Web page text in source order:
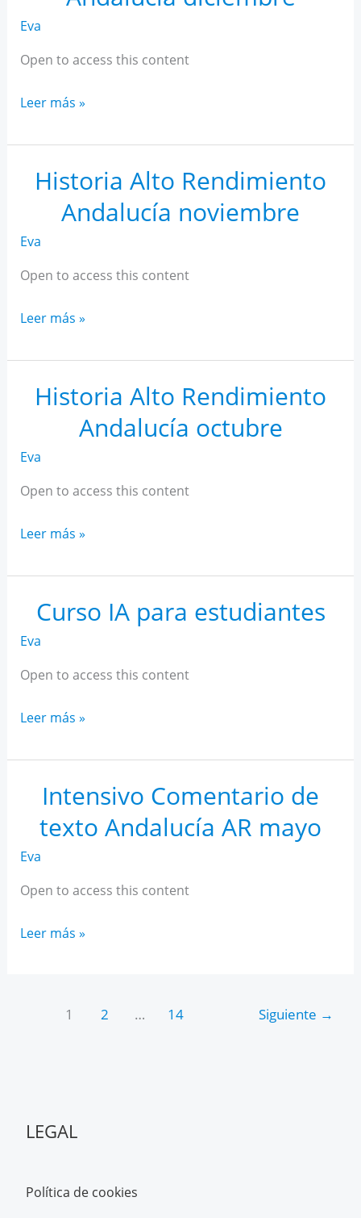
Eva
Open to access this content
Historia
Rendimiento
Andalucía
diciembre
Leer más »
Historia Alto Rendimiento
Andalucía noviembre
Eva
Open to access this content
Historia
Rendimiento
Andalucía
noviembre
Leer más »
Historia Alto Rendimiento
Andalucía octubre
Eva
Open to access this content
Historia
Rendimiento
Andalucía
octubre
Leer más »
Curso IA para estudiantes
Eva
Open to access this content
Curso
para
estudiantes
Leer más »
Intensivo Comentario de
texto Andalucía AR mayo
Eva
Open to access this content
Intensivo
Andalucía
Leer más »
1 2 … 14 Siguiente →
LEGAL
Política de cookies